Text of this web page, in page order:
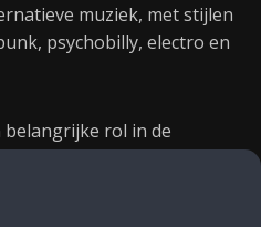
muziek, met stijlen
psychobilly, electro en
rol in de